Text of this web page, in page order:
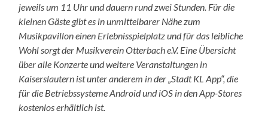
jeweils um 11 Uhr und dauern rund zwei Stunden. Für die
kleinen Gäste gibt es in unmittelbarer Nähe zum
Musikpavillon einen Erlebnisspielplatz und für das leibliche
Wohl sorgt der Musikverein Otterbach e.V. Eine Übersicht
über alle Konzerte und weitere Veranstaltungen in
Kaiserslautern ist unter anderem in der „Stadt KL App“, die
für die Betriebssysteme Android und iOS in den App-Stores
kostenlos erhältlich ist.